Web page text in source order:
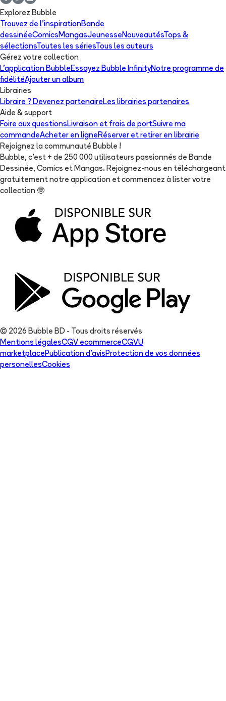
Explorez Bubble
Trouvez de l'inspirationBande
dessinéeComicsMangasJeunesseNouveautésTops &
sélectionsToutes les sériesTous les auteurs
Gérez votre collection
L'application BubbleEssayez Bubble InfinityNotre programme de
fidélitéAjouter un album
Librairies
Libraire ? Devenez partenaireLes librairies partenaires
Aide & support
Foire aux questionsLivraison et frais de portSuivre ma
commandeAcheter en ligneRéserver et retirer en librairie
Rejoignez la communauté Bubble !
Bubble, c'est + de 250 000 utilisateurs passionnés de Bande
Dessinée, Comics et Mangas. Rejoignez-nous en téléchargeant
gratuitement notre application et commencez à lister votre
collection 🤓
© 2026 Bubble BD - Tous droits réservés
Mentions légalesCGV ecommerceCGVU
marketplacePublication d'avisProtection de vos données
personellesCookies